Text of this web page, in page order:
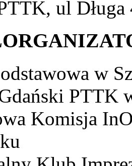
ul
w
PTTK
Komisja